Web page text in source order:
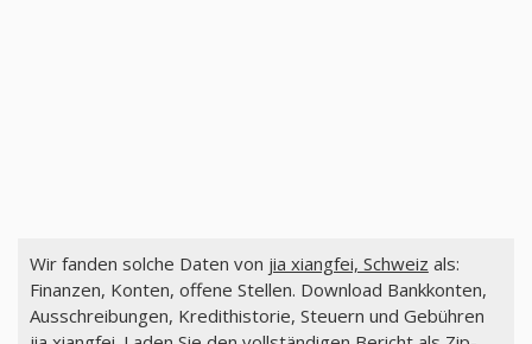
Wir fanden solche Daten von jia xiangfei, Schweiz als:
Finanzen, Konten, offene Stellen. Download Bankkonten,
Ausschreibungen, Kredithistorie, Steuern und Gebühren